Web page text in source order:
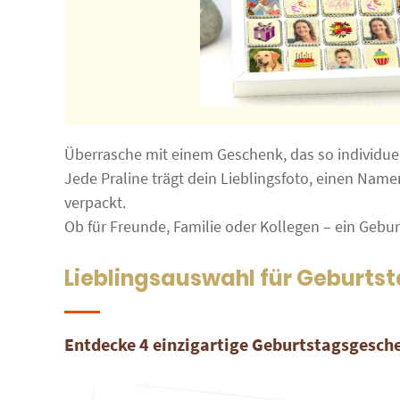
Überrasche mit einem Geschenk, das so
Jede Praline trägt dein Lieblingsfoto, einen
verpackt.
Ob für Freunde, Familie oder Kollegen – ein
Lieblingsauswahl für
Entdecke 4 einzigartige